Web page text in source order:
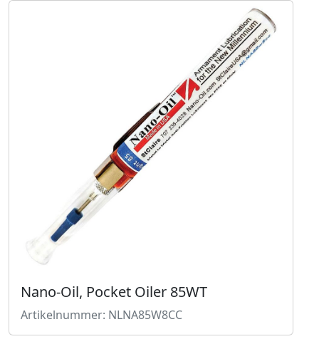
Nano-Oil, Pocket Oiler 85WT
Artikelnummer: NLNA85W8CC